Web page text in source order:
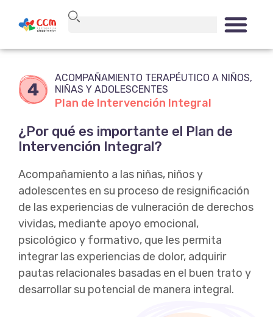
ACOMPAÑAMIENTO TERAPÉUTICO A NIÑOS,
NIÑAS Y ADOLESCENTES
Plan de Intervención Integral
¿Por qué es importante el Plan de
Intervención Integral?
Acompañamiento a las niñas, niños y
adolescentes en su proceso de resignificación
de las experiencias de vulneración de derechos
vividas, mediante apoyo emocional,
psicológico y formativo, que les permita
integrar las experiencias de dolor, adquirir
pautas relacionales basadas en el buen trato y
desarrollar su potencial de manera integral.